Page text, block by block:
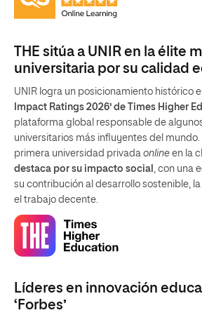
THE sitúa a UNIR en la élite
universitaria por su calidad
UNIR logra un posicionamiento histórico
Impact Ratings 2026’ de Times Higher
plataforma global responsable de
universitarios más influyentes del mundo.
primera universidad privada online en la
destaca por su impacto social , con una
su contribución al desarrollo sostenible,
el trabajo decente.
Líderes en innovación
‘Forbes’